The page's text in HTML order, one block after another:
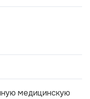
медицинскую